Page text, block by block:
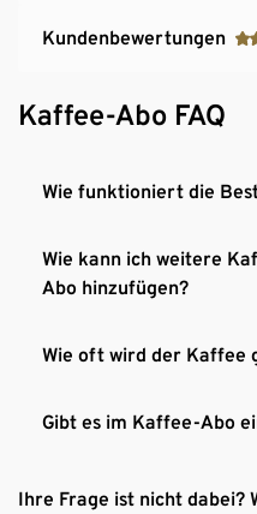
Kundenbewertungen
Kaffee-Abo FAQ
Wie funktioniert die
Wie kann ich weitere
Abo hinzufügen?
Wie oft wird der Kaffee
Gibt es im Kaffee-Abo
Ihre Frage ist nicht dabei?